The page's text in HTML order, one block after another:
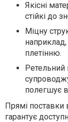
Якісні
стійкі до
Міцну
плетінню.
Ретельний
полегшує
Прямі
гарантує